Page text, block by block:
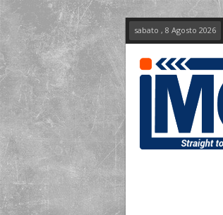
sabato , 8 Agosto 2026